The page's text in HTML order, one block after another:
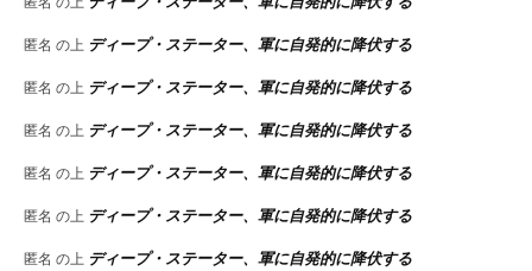
匿名 の上 ディープ・ステーター、軍に自発的に降伏する
匿名 の上 ディープ・ステーター、軍に自発的に降伏する
匿名 の上 ディープ・ステーター、軍に自発的に降伏する
匿名 の上 ディープ・ステーター、軍に自発的に降伏する
匿名 の上 ディープ・ステーター、軍に自発的に降伏する
匿名 の上 ディープ・ステーター、軍に自発的に降伏する